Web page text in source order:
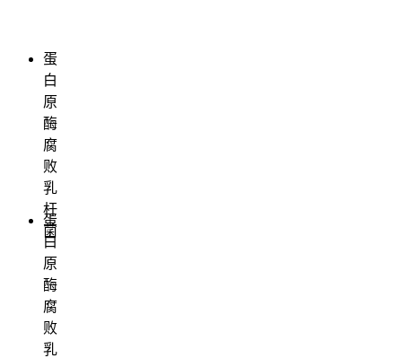
蛋
白
原
酶
腐
败
乳
杆
菌
蛋
白
原
酶
腐
败
乳